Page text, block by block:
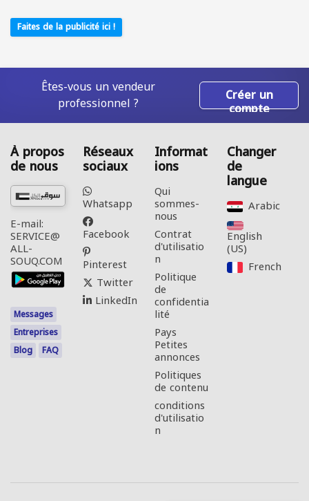
Faites de la publicité ici !
Êtes-vous un vendeur
professionnel ? Créer un
compte
À propos
de nous
E-mail:
SERVICE@
ALL-
SOUQ.COM
Messages
Entreprises
Blog
FAQ
Réseaux
sociaux
Whatsapp
Facebook
Pinterest
Twitter
LinkedIn
Informat
ions
Qui
sommes-
nous
Contrat
d'utilisatio
n
Politique
de
confidentia
lité
Pays
Petites
annonces
Politiques
de contenu
conditions
d'utilisatio
n
Changer
de
langue
Arabic‎
English
(US)‎
French‎